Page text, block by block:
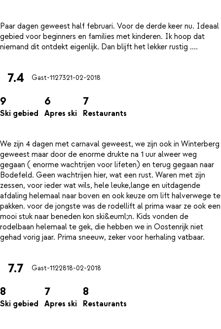
Paar dagen geweest half februari. Voor de derde keer nu. Ideaal
gebied voor beginners en families met kinderen. Ik hoop dat
7.4 Gast-1127321-02-2018
9
Ski gebied
6
Apres ski
7
Restaurants
We zijn 4 dagen met carnaval geweest, we zijn ook in Winterberg
geweest maar door de enorme drukte na 1 uur alweer weg
gegaan ( enorme wachtrijen voor lifeten) en terug gegaan naar
Bodefeld. Geen wachtrijen hier, wat een rust. Waren met zijn
zessen, voor ieder wat wils, hele leuke,lange en uitdagende
afdaling helemaal naar boven en ook keuze om lift halverwege te
pakken. voor de jongste was de rodellift al prima waar ze ook een
mooi stuk naar beneden kon ski&euml;n. Kids vonden de
rodelbaan helemaal te gek, die hebben we in Oostenrijk niet
7.7 Gast-1122818-02-2018
8
Ski gebied
7
Apres ski
8
Restaurants